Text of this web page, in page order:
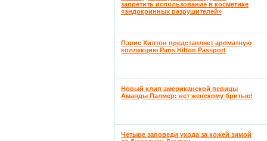
запретить использование в косметике
«эндокринных разрушителей»
Пэрис Хилтон представляет ароматную
коллекцию Paris Hilton Passport
Новый клип американской певицы
Аманды Палмер: нет женскому бритью!
Четыре заповеди ухода за кожей зимой